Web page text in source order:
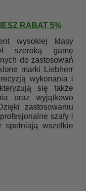
RABAT 5%
wysokiej klasy
szeroką gamę
do zastosowań
marki Liebherr
wykonania i
się także
oraz wyjątkowo
zastosowaniu
szafy i
spełniają wszelkie